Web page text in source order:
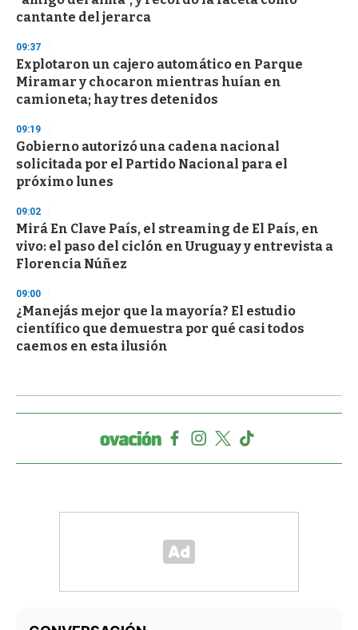
cantante del jerarca
09:37
Explotaron un cajero automático en Parque
Miramar y chocaron mientras huían en
camioneta; hay tres detenidos
09:19
Gobierno autorizó una cadena nacional
solicitada por el Partido Nacional para el
próximo lunes
09:02
Mirá En Clave País, el streaming de El País, en
vivo: el paso del ciclón en Uruguay y entrevista a
Florencia Núñez
09:00
¿Manejás mejor que la mayoría? El estudio
científico que demuestra por qué casi todos
caemos en esta ilusión